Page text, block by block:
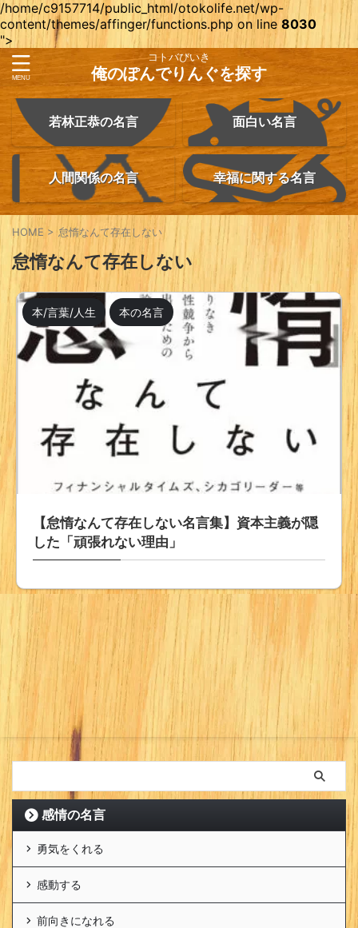
/home/c9157714/public_html/otokolife.net/wp-
content/themes/affinger/functions.php on line8030
">
コトバびいき
俺のぽんでりんぐを探す
若林正恭の名言 面白い名言
人間関係の名言 幸福に関する名言
HOME > 怠惰なんて存在しない
怠惰なんて存在しない
本/言葉/人生 本の名言
【怠惰なんて存在しない名言集】資本主義が隠
した「頑張れない理由」
感情の名言
勇気をくれる
感動する
前向きになれる